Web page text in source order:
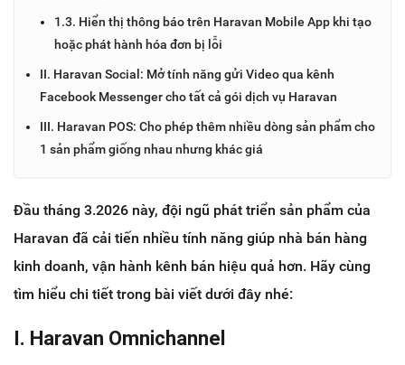
1.3. Hiển thị thông báo trên Haravan Mobile App khi tạo
hoặc phát hành hóa đơn bị lỗi
II. Haravan Social: Mở tính năng gửi Video qua kênh
Facebook Messenger cho tất cả gói dịch vụ Haravan
III. Haravan POS: Cho phép thêm nhiều dòng sản phẩm cho
1 sản phẩm giống nhau nhưng khác giá
Đầu tháng 3.2026 này, đội ngũ phát triển sản phẩm của
Haravan đã cải tiến nhiều tính năng giúp nhà bán hàng
kinh doanh, vận hành kênh bán hiệu quả hơn. Hãy cùng
tìm hiểu chi tiết trong bài viết dưới đây nhé:
I. Haravan Omnichannel